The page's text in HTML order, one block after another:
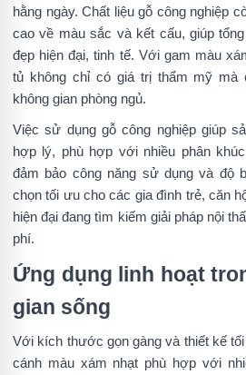
hằng ngày. Chất liệu gỗ công nghiệp
cao về màu sắc và kết cấu, giúp
đẹp hiện đại, tinh tế. Với gam màu
tủ không chỉ có giá trị thẩm mỹ mà
không gian phòng ngủ.
Việc sử dụng gỗ công nghiệp giúp
hợp lý, phù hợp với nhiều phân
đảm bảo công năng sử dụng và độ
chọn tối ưu cho các gia đình trẻ, căn
hiện đại đang tìm kiếm giải pháp nội
phí.
Ứng dụng linh hoạt
gian sống
Với kích thước gọn gàng và thiết kế
cánh màu xám nhạt phù hợp với